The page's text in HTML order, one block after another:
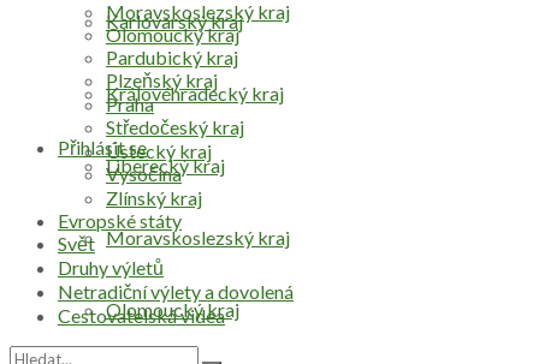
Přihlásit se
Karlovarský kraj
Královéhradecký kraj
Liberecký kraj
Moravskoslezský kraj
Olomoucký kraj
Moravskoslezský kraj
Olomoucký kraj
Pardubický kraj
Plzeňský kraj
Praha
Středočeský kraj
Ústecký kraj
Vysočina
Zlínský kraj
Evropské státy
Svět
Druhy výletů
Netradiční výlety a dovolená
Cestovatelská videa